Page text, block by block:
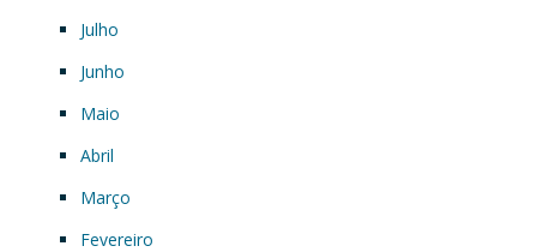
Julho
Junho
Maio
Abril
Março
Fevereiro